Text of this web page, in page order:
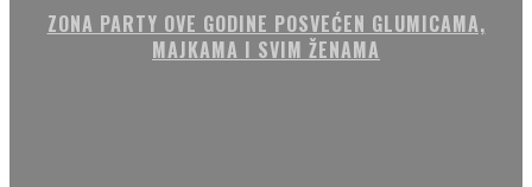
ZONA PARTY OVE GODINE POSVEĆEN GLUMICAMA,
MAJKAMA I SVIM ŽENAMA